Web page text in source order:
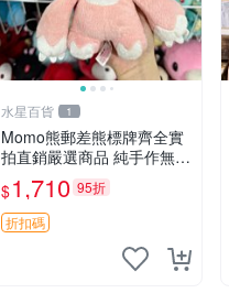
水星百貨 1
Momo熊郵差熊標牌齊全實
拍直銷嚴選商品 純手作無修
圖可收藏 郵差熊 Momo熊
標牌 商品
$1,710 95折
折扣碼